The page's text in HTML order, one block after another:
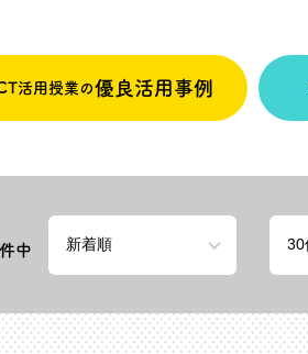
活用授業の優良活用事例
件中